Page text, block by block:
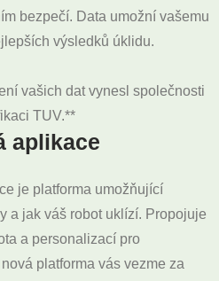
bezpečí. Data umožní vašemu
výsledků úklidu.
vašich dat vynesl společnosti
TUV.**
aplikace
je platforma umožňující
a jak váš robot uklízí. Propojuje
a personalizací pro
platforma vás vezme za